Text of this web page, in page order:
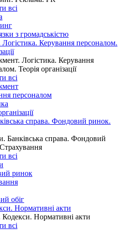
всі
з громадськістю
Керування персоналом.
Логістика. Керування
Теорія організації
всі
персоналом
справа. Фондовий ринок.
Банківська справа. Фондовий
всі
ринок
обіг
Нормативні акти
Кодекси. Нормативні акти
всі